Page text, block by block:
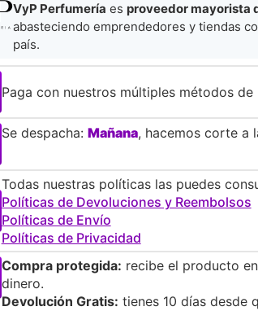
VyP Perfumería es proveedor mayorista
abasteciendo emprendedores y tiendas
país.
Paga con nuestros múltiples métodos de
Se despacha: Mañana, hacemos corte a
Todas nuestras políticas las puedes
Políticas de Devoluciones y Reembolsos
Políticas de Envío
Políticas de Privacidad
Compra protegida: recibe el producto
dinero.
Devolución Gratis: tienes 10 días desde